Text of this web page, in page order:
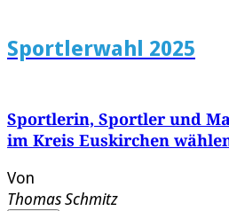
Sportlerwahl 2025
Sportlerin, Sportler und
im Kreis Euskirchen
Von
Thomas Schmitz